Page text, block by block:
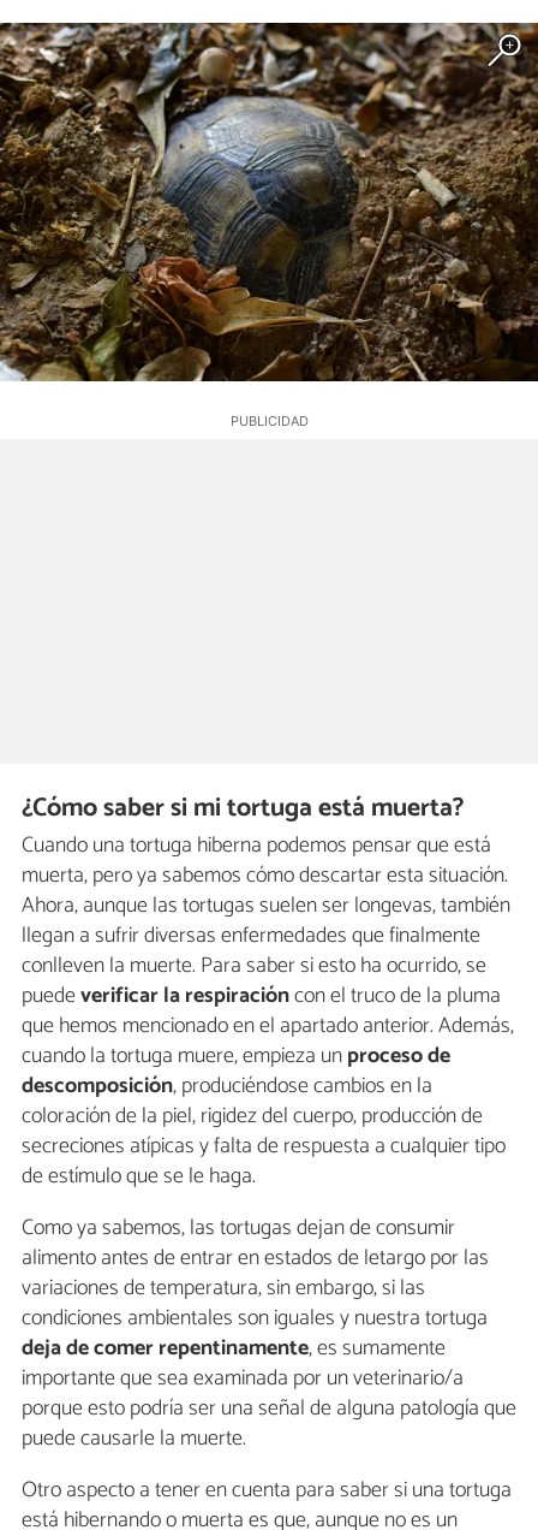
¿Cómo saber si mi tortuga está muerta?
Cuando una tortuga hiberna podemos pensar que está
muerta, pero ya sabemos cómo descartar esta situación.
Ahora, aunque las tortugas suelen ser longevas, también
llegan a sufrir diversas enfermedades que finalmente
conlleven la muerte. Para saber si esto ha ocurrido, se
puedeverificar la respiracióncon el truco de la pluma
que hemos mencionado en el apartado anterior. Además,
cuando la tortuga muere, empieza unproceso de
descomposición, produciéndose cambios en la
coloración de la piel, rigidez del cuerpo, producción de
secreciones atípicas y falta de respuesta a cualquier tipo
de estímulo que se le haga.
Como ya sabemos, las tortugas dejan de consumir
alimento antes de entrar en estados de letargo por las
variaciones de temperatura, sin embargo, si las
condiciones ambientales son iguales y nuestra tortuga
deja de comer repentinamente, es sumamente
importante que sea examinada por un veterinario/a
porque esto podría ser una señal de alguna patología que
puede causarle la muerte.
Otro aspecto a tener en cuenta para saber si una tortuga
está hibernando o muerta es que, aunque no es un